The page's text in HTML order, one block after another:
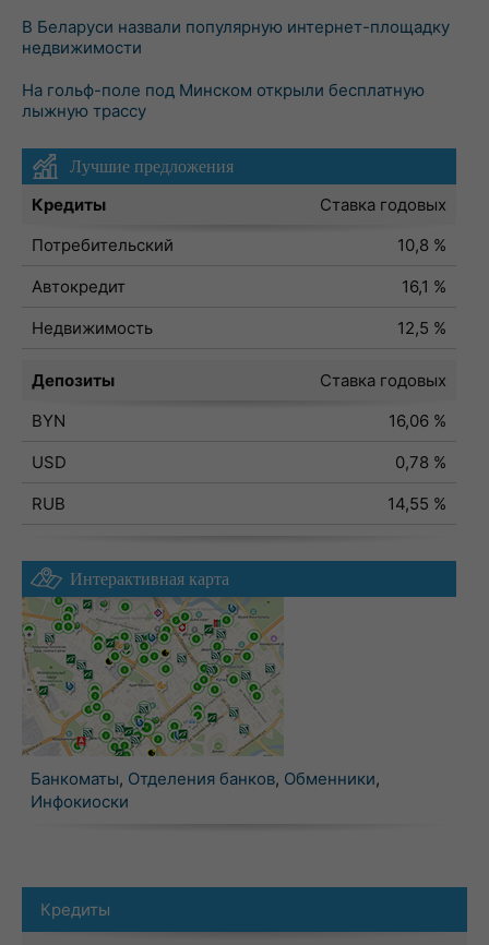
В Беларуси назвали популярную интернет-площадку
недвижимости
На гольф-поле под Минском открыли бесплатную
лыжную трассу
Лучшие предложения
Кредиты
Ставка годовых
Потребительский
10,8 %
Автокредит
16,1 %
Недвижимость
12,5 %
Депозиты
Ставка годовых
BYN
16,06 %
USD
0,78 %
RUB
14,55 %
Интерактивная карта
Банкоматы, Отделения банков, Обменники,
Инфокиоски
Кредиты